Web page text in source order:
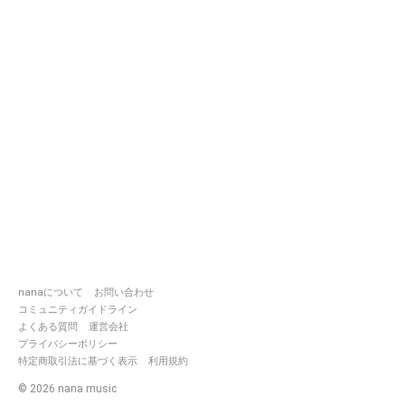
nanaについて
お問い合わせ
コミュニティガイドライン
よくある質問
運営会社
プライバシーポリシー
特定商取引法に基づく表示
利用規約
© 2026 nana music